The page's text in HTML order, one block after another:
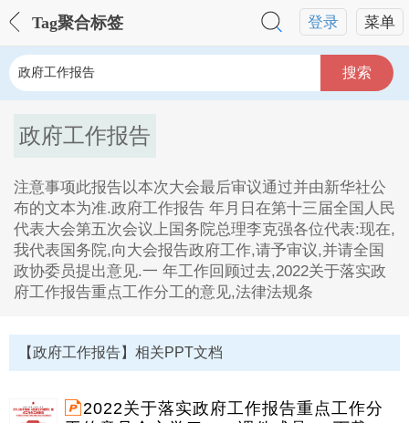
菜单
登录
Tag聚合标签
搜索
政府工作报告
注意事项此报告以本次大会最后审议通过并由新华社公
布的文本为准.政府工作报告 年月日在第十三届全国人民
代表大会第五次会议上国务院总理李克强各位代表:现在,
我代表国务院,向大会报告政府工作,请予审议,并请全国
政协委员提出意见.一 年工作回顾过去,2022关于落实政
府工作报告重点工作分工的意见,法律法规条
1、注意事项此报告以本次大会最后审议通过并由新华社
公布的文本为准.政府工作报告 年月日在第十三届全国人
民代表大会第五次会议上国务院总理李克强各位代表:现
在,我代表国务院,向大会报告政府工作,请予审议,并请全
国政协委员提出意见.一 年工作回顾过去。
【政府工作报告】相关PPT文档
2022关于落实政府工作报告重点工作分